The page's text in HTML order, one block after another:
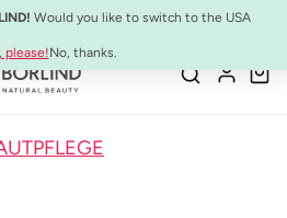
Would you like to switch to the USA
please!No, thanks.